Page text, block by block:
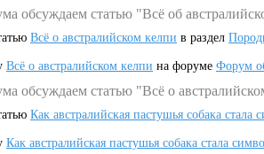
обсуждаем статью "Всё об
Всё о австралийском келпи в раздел
Всё о австралийском келпи на форуме Форум
обсуждаем статью "Всё о
Как австралийская пастушья собака
Как австралийская пастушья собака стала